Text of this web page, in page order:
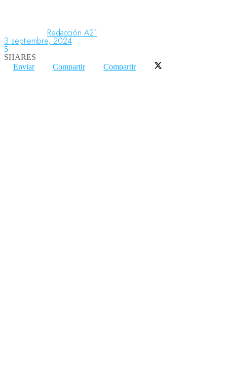
Redacción A21
3 septiembre, 2024
5
SHARES
Enviar
Compartir Compartir